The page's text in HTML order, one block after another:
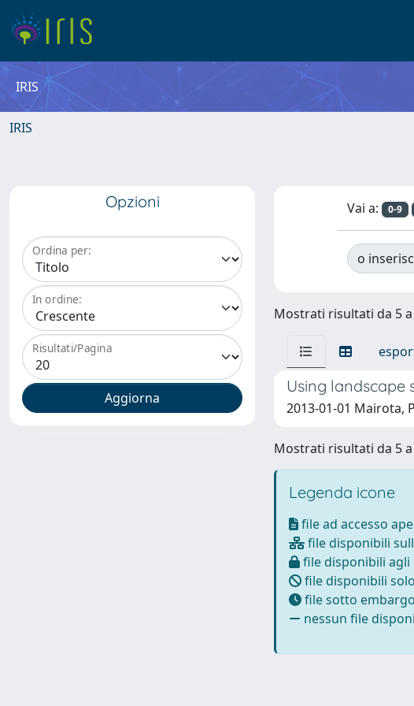
IRIS
IRIS
Opzioni
Ordina per:
In ordine:
Risultati/Pagina
Vai a: 0-9
o
Mostrati risultati da 5 a
Using
2013-01-01 Mairota,
Mostrati risultati da 5 a
Legenda icone
file ad accesso
file disponibili
file disponibili
file disponibili
file sotto embargo
nessun file